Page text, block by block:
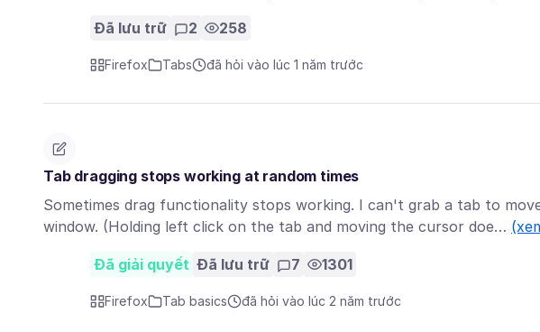
Đã lưu trữ 2 258
Firefox Tabs đã hỏi vào lúc 1 năm trước
Tab dragging stops working at random times
Sometimes drag functionality stops working. I can't grab a tab to
window. (Holding left click on the tab and moving the cursor doe…
Đã giải quyết Đã lưu trữ 7 1301
Firefox Tab basics đã hỏi vào lúc 2 năm trước